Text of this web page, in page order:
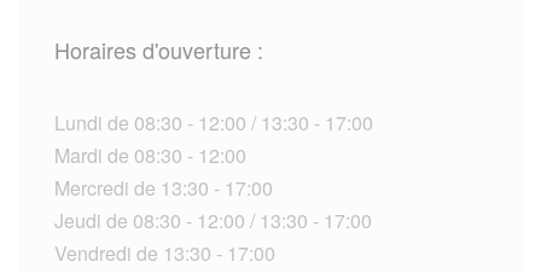
Horaires d'ouverture :
Lundi de 08:30 - 12:00 / 13:30 - 17:00
Mardi de 08:30 - 12:00
Mercredi de 13:30 - 17:00
Jeudi de 08:30 - 12:00 / 13:30 - 17:00
Vendredi de 13:30 - 17:00